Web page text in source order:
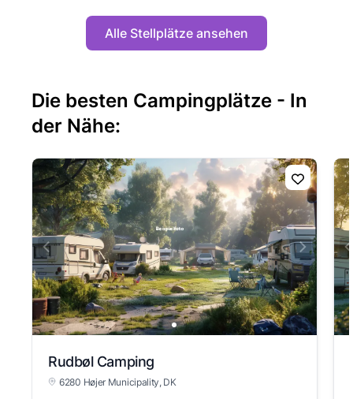
Alle Stellplätze ansehen
Die besten Campingplätze - In
der Nähe:
Rudbøl Camping
6280 Højer Municipality, DK